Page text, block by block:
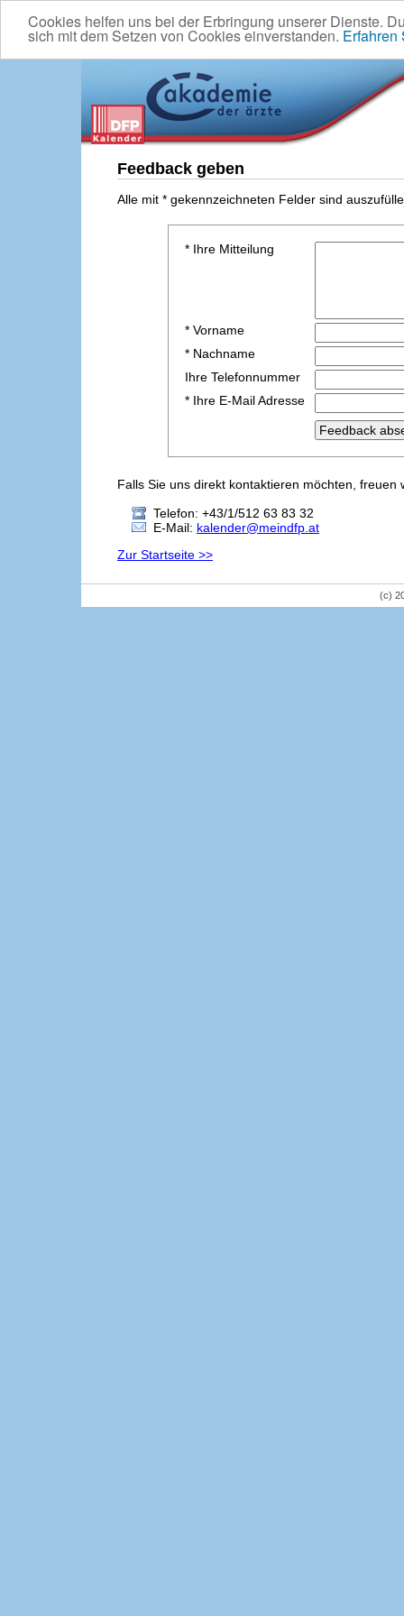
Cookies helfen uns bei der Erbringung unserer Dienste.
sich mit dem Setzen von Cookies einverstanden. Erfahren
Feedback geben
Alle mit * gekennzeichneten Felder sind
* Ihre Mitteilung
* Vorname
* Nachname
Ihre Telefonnummer
* Ihre E-Mail Adresse
Falls Sie uns direkt kontaktieren möchten,
Telefon: +43/1/512 63 83 32
E-Mail: kalender@meindfp.at
Zur Startseite >>
(c)